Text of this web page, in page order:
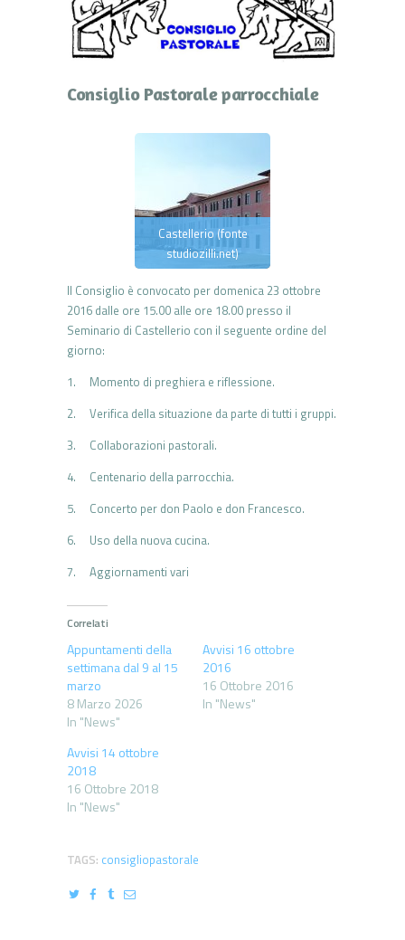
Consiglio Pastorale parrocchiale
Castellerio (fonte
studiozilli.net)
Il Consiglio è convocato per domenica 23 ottobre
2016 dalle ore 15.00 alle ore 18.00 presso il
Seminario di Castellerio con il seguente ordine del
giorno:
1. Momento di preghiera e riflessione.
2. Verifica della situazione da parte di tutti i gruppi.
3. Collaborazioni pastorali.
4. Centenario della parrocchia.
5. Concerto per don Paolo e don Francesco.
6. Uso della nuova cucina.
7. Aggiornamenti vari
Correlati
Appuntamenti della
settimana dal 9 al 15
marzo
8 Marzo 2026
In "News"
Avvisi 16 ottobre
2016
16 Ottobre 2016
In "News"
Avvisi 14 ottobre
2018
16 Ottobre 2018
In "News"
TAGS: consigliopastorale